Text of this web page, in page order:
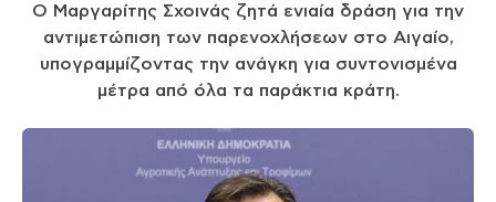
Ο Μαργαρίτης Σχοινάς ζητά ενιαία δράση για την
αντιμετώπιση των παρενοχλήσεων στο Αιγαίο,
υπογραμμίζοντας την ανάγκη για συντονισμένα
μέτρα από όλα τα παράκτια κράτη.